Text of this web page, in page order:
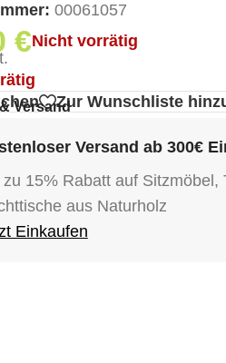
00061057
€Nicht vorrätig
Zur Wunschliste
Versand
Versand ab 300€
zu 15% Rabatt auf
aus Naturholz
Einkaufen